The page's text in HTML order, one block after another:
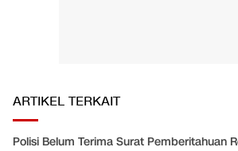
ARTIKEL TERKAIT
Polisi Belum Terima Surat Pemberitahuan